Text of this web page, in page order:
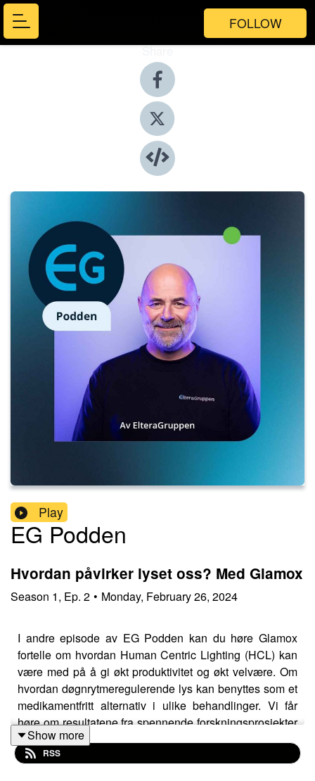
FOLLOW
Share
Play
EG Podden
Hvordan påvirker lyset oss? Med Glamox
Season 1, Ep. 2 • Monday, February 26, 2024
I andre episode av EG Podden kan du høre Glamox
fortelle om hvordan Human Centric Lighting (HCL) kan
være med på å gi økt produktivitet og økt velvære. Om
hvordan døgnrytmeregulerende lys kan benyttes som et
medikamentfritt alternativ i ulike behandlinger. Vi får
høre om resultatene fra spennende forskningsprosjekter
og om hvordan skoler, helseinstitusjoner og kontorer
kan dra nytte av denne innsikten.
Show more
RSS